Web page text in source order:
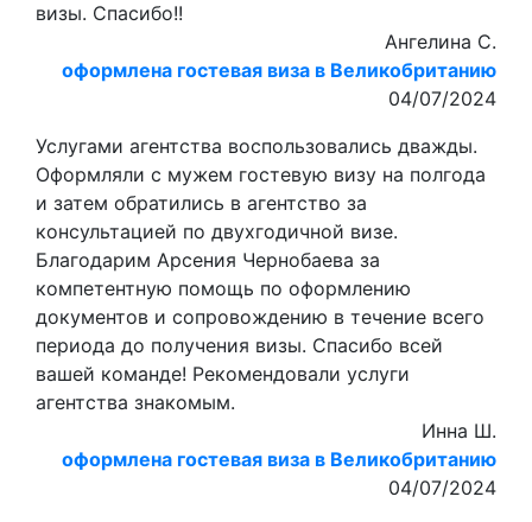
визы. Спасибо!!
Ангелина С.
оформлена гостевая виза в Великобританию
04/07/2024
Услугами агентства воспользовались дважды.
Оформляли с мужем гостевую визу на полгода
и затем обратились в агентство за
консультацией по двухгодичной визе.
Благодарим Арсения Чернобаева за
компетентную помощь по оформлению
документов и сопровождению в течение всего
периода до получения визы. Спасибо всей
вашей команде! Рекомендовали услуги
агентства знакомым.
Инна Ш.
оформлена гостевая виза в Великобританию
04/07/2024